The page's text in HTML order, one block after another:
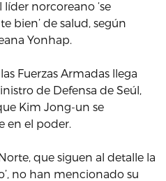
norcoreano ‘se
bien’ de salud, según
Yonhap.
Fuerzas Armadas llega
de Defensa de Seúl,
Kim Jong-un se
en el poder.
que siguen al detalle la
no han mencionado su